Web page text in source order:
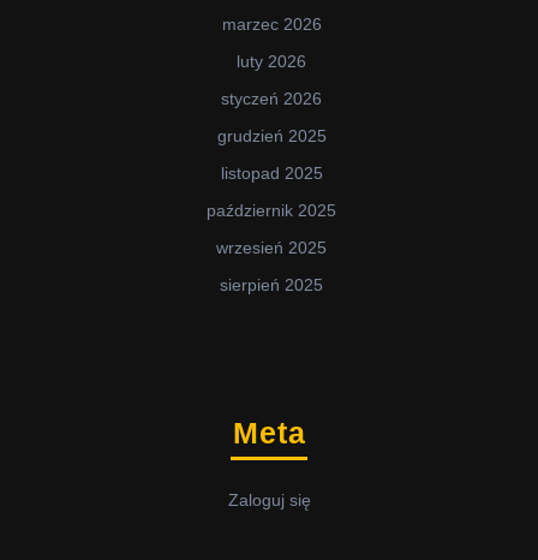
marzec 2026
luty 2026
styczeń 2026
grudzień 2025
listopad 2025
październik 2025
wrzesień 2025
sierpień 2025
Meta
Zaloguj się